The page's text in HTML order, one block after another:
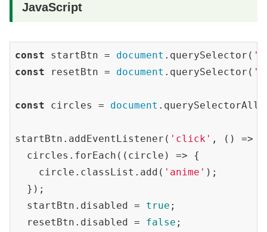
JavaScript
const startBtn = document .querySelector(
const resetBtn = document .querySelector(
const circles = document .querySelectorAll(
startBtn.addEventListener( 'click' , () => {
  circles.forEach(
( circle ) => {
    circle.classList.add(
'anime' );
  });
  startBtn.disabled =
true ;
  resetBtn.disabled =
false ;